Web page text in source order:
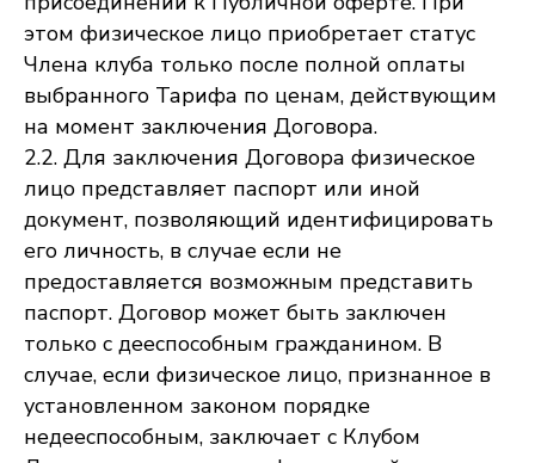
этом физическое лицо приобретает статус
Члена клуба только после полной оплаты
выбранного Тарифа по ценам, действующим
на момент заключения Договора.
2.2. Для заключения Договора физическое
лицо представляет паспорт или иной
документ, позволяющий идентифицировать
его личность, в случае если не
предоставляется возможным представить
паспорт. Договор может быть заключен
только с дееспособным гражданином. В
случае, если физическое лицо, признанное в
установленном законом порядке
недееспособным, заключает с Клубом